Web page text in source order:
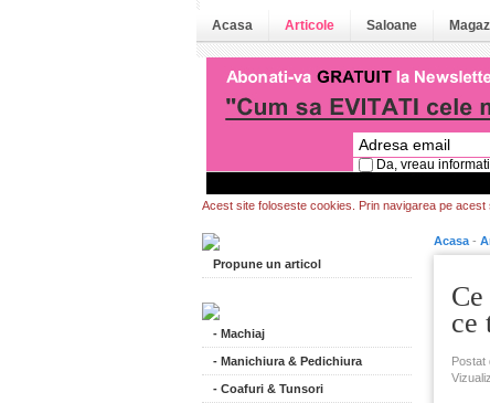
Acasa Articole Saloane
Da, vreau
Acest site foloseste cookies. Prin navigarea pe
Propune un articol
- Machiaj
- Manichiura & Pedichiura
- Coafuri & Tunsori
Acasa -
ce
Postat